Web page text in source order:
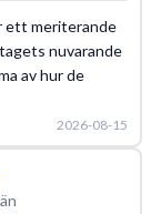
ett meriterande
nuvarande
av hur de
2026-08-15